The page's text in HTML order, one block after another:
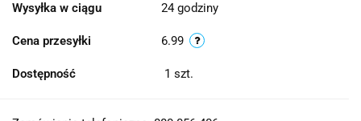
Wysyłka w ciągu 24 godziny
Cena przesyłki 6.99
Dostępność 1 szt.